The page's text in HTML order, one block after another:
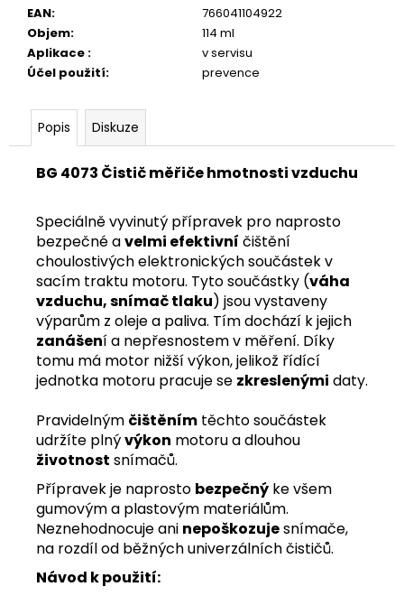
EAN:
766041104922
Objem:
114 ml
Aplikace :
v servisu
Účel použití: prevence
Popis Diskuze
BG 4073 Čistič měřiče hmotnosti vzduchu
Speciálně vyvinutý přípravek pro naprosto
bezpečné avelmi efektivní čištění
choulostivých elektronických součástek v
sacím traktu motoru. Tyto součástky (váha
vzduchu, snímač tlaku) jsou vystaveny
výparům z oleje a paliva. Tím dochází k jejich
zanášení a nepřesnostem v měření. Díky
tomu má motor nižší výkon, jelikož řídící
jednotka motoru pracuje se zkreslenými daty.
Pravidelným čištěním těchto součástek
udržíte plnývýkon motoru a dlouhou
životnost snímačů.
Přípravek je naprosto bezpečný ke všem
gumovým a plastovým materiálům.
Neznehodnocuje ani nepoškozujesnímače,
na rozdíl od běžných univerzálních čističů.
Návod k použití:
u
e
m
860
BRZDOVÝCH
DESTIČEK
163
Kč